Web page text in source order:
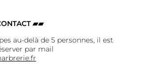
▰▰
au-delà de 5 personnes, il est
par mail